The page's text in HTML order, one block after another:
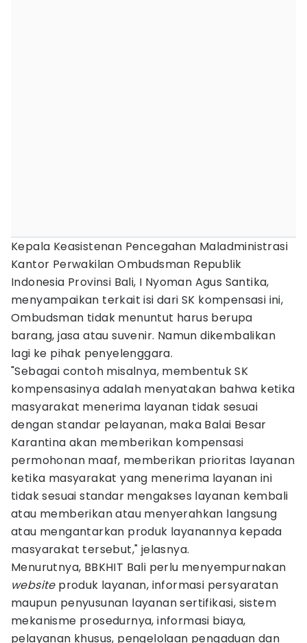
Kepala Keasistenan Pencegahan Maladministrasi
Kantor Perwakilan Ombudsman Republik
Indonesia Provinsi Bali, I Nyoman Agus Santika,
menyampaikan terkait isi dari SK kompensasi ini,
Ombudsman tidak menuntut harus berupa
barang, jasa atau suvenir. Namun dikembalikan
lagi ke pihak penyelenggara.
"Sebagai contoh misalnya, membentuk SK
kompensasinya adalah menyatakan bahwa ketika
masyarakat menerima layanan tidak sesuai
dengan standar pelayanan, maka Balai Besar
Karantina akan memberikan kompensasi
permohonan maaf, memberikan prioritas layanan
ketika masyarakat yang menerima layanan ini
tidak sesuai standar mengakses layanan kembali
atau memberikan atau menyerahkan langsung
atau mengantarkan produk layanannya kepada
masyarakat tersebut," jelasnya.
Menurutnya, BBKHIT Bali perlu menyempurnakan
websiteproduk layanan, informasi persyaratan
maupun penyusunan layanan sertifikasi, sistem
mekanisme prosedurnya, informasi biaya,
pelayanan khusus, pengelolaan pengaduan dan